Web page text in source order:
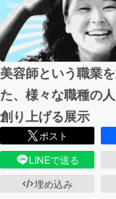
映像
ビジ
まちづ
美容師という職業
た、様々な職種の
創り上げる展示
ポスト
LINEで送る
埋め込み